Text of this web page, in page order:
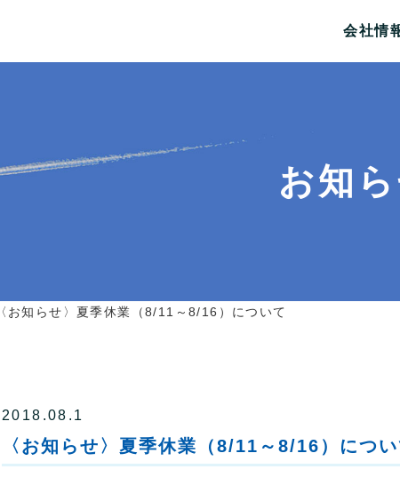
会社情
お知
〈お知らせ〉夏季休業（8/11～8/16）について
2018.08.1
〈お知らせ〉夏季休業（8/11～8/16）につい